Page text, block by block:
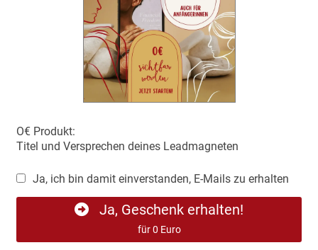
O€ Produkt:
Titel und Versprechen deines Leadmagneten
Ja, ich bin damit einverstanden, E-Mails zu erhalten
Ja, Geschenk erhalten!
für 0 Euro